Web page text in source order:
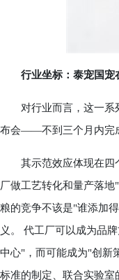
行业坐标：泰宠国宠
对行业而言，这一系列
布会——不到三个月内完
其示范效应体现在四个
厂做工艺转化和量产落
粮的竞争不该是"谁添加
义。 代工厂可以成为品
中心"，而可能成为"创新
标准的制定、联合实验